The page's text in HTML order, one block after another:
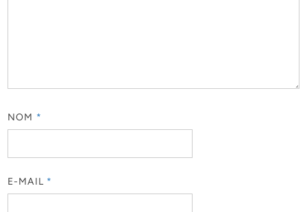
NOM *
E-MAIL *